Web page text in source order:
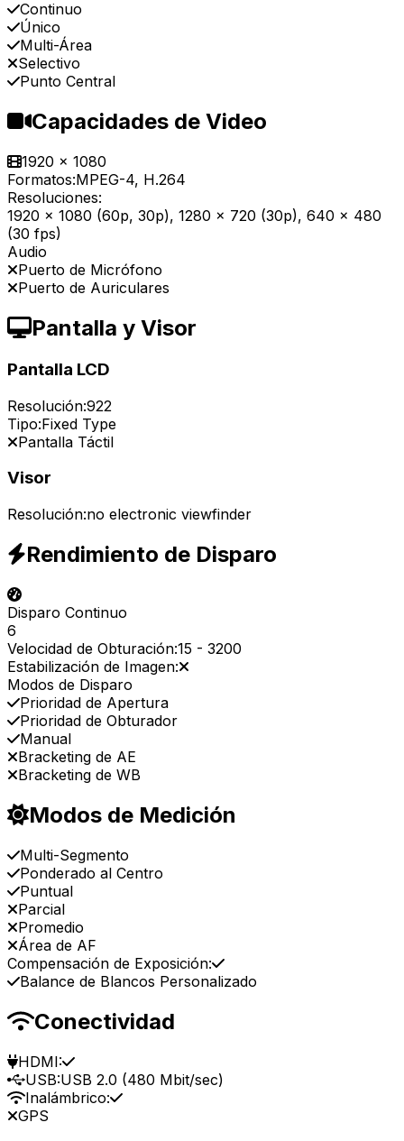
Continuo
Único
Multi-Área
Selectivo
Punto Central
Capacidades de Video
1920 x 1080
Formatos:MPEG-4, H.264
Resoluciones:
1920 x 1080 (60p, 30p), 1280 x 720 (30p), 640 x 480
(30 fps)
Audio
Puerto de Micrófono
Puerto de Auriculares
Pantalla y Visor
Pantalla LCD
Resolución:922
Tipo:Fixed Type
Pantalla Táctil
Visor
Resolución:no electronic viewfinder
Rendimiento de Disparo
Disparo Continuo
6
Velocidad de Obturación:15 - 3200
Estabilización de Imagen:
Modos de Disparo
Prioridad de Apertura
Prioridad de Obturador
Manual
Bracketing de AE
Bracketing de WB
Modos de Medición
Multi-Segmento
Ponderado al Centro
Puntual
Parcial
Promedio
Área de AF
Compensación de Exposición:
Balance de Blancos Personalizado
Conectividad
HDMI:
USB:USB 2.0 (480 Mbit/sec)
Inalámbrico:
GPS